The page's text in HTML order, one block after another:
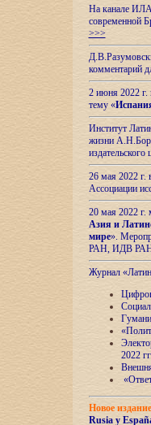
На канале ИЛА
современной
>>>
комментарий
2 июня 2022 г.
тему «
Институт
жизни
26 мая 2022
Ассоциации
20 мая 2022
Азия и
мире».
РАН, ИДВ
Журнал
2022
Новое
Rusia y